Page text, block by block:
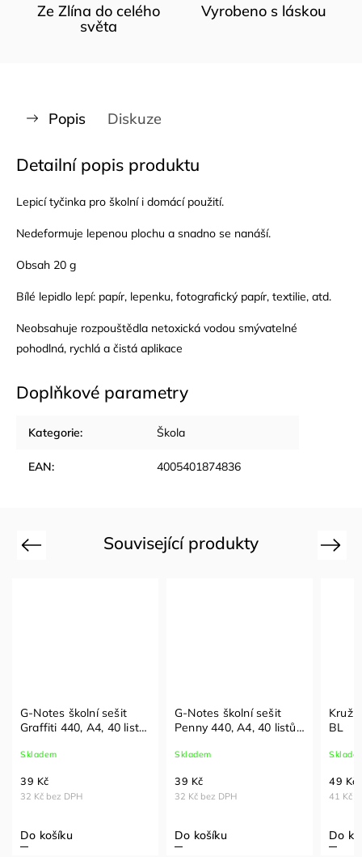
Ze Zlína do celého
světa
Vyrobeno s láskou
Popis Diskuze
Detailní popis produktu
Lepicí tyčinka pro školní i domácí použití.
Nedeformuje lepenou plochu a snadno se nanáší.
Obsah 20 g
Bílé lepidlo lepí: papír, lepenku, fotografický papír, textilie, atd.
Neobsahuje rozpouštědla netoxická vodou smývatelné
pohodlná, rychlá a čistá aplikace
Doplňkové parametry
Kategorie: Škola
EAN: 4005401874836
Související produkty
Previous
G-Notes školní sešit
Graffiti 440, A4, 40 listů,
Skladem
32 Kč bez DPH
39 Kč
Do košíku
G-Notes školní sešit
Penny 440, A4, 40 listů,
Skladem
32 Kč bez DPH
39 Kč
Do košíku
BL
41 Kč
49 Kč
Do
Next